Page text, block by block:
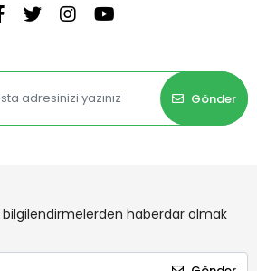
Gönder
haberdar olmak